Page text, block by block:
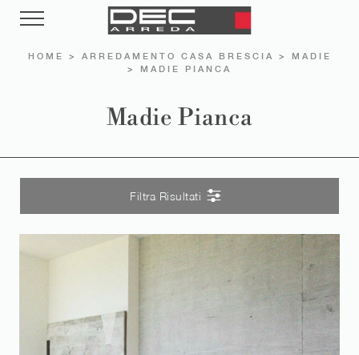
HOME > ARREDAMENTO CASA BRESCIA >
MADIE
> MADIE PIANCA
Madie Pianca
Filtra Risultati